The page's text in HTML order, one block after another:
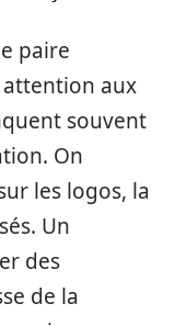
paire
aux
souvent
On
les logos, la
Un
des
de la